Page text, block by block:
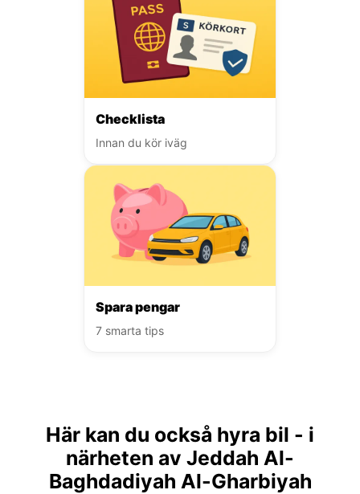
Checklista
Innan du kör iväg
Spara pengar
7 smarta tips
Här kan du också hyra bil - i
närheten av Jeddah Al-
Baghdadiyah Al-Gharbiyah